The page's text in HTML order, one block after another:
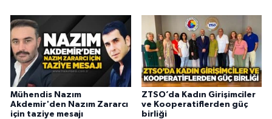
Mühendis Nazım
Akdemir'den Nazım Zararcı
için taziye mesajı
ZTSO’da Kadın Girişimciler
ve Kooperatiflerden güç
birliği